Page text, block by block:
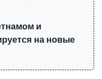
и
на новые